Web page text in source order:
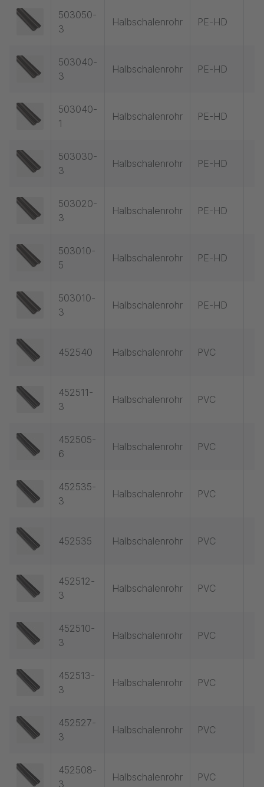
503050-
3
Halbschalenrohr PE-HD
503040-
3
Halbschalenrohr PE-HD
503040-
1
Halbschalenrohr PE-HD
503030-
3
Halbschalenrohr PE-HD
503020-
3
Halbschalenrohr PE-HD
503010-
5
Halbschalenrohr PE-HD
503010-
3
Halbschalenrohr PE-HD
452540 Halbschalenrohr PVC
452511-
3
Halbschalenrohr PVC
452505-
6
Halbschalenrohr PVC
452535-
3
Halbschalenrohr PVC
452535 Halbschalenrohr PVC
452512-
3
Halbschalenrohr PVC
452510-
3
Halbschalenrohr PVC
452513-
3
Halbschalenrohr PVC
452527-
3
Halbschalenrohr PVC
452508-
3
Halbschalenrohr PVC